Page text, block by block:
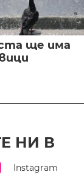
ще има
НИ В
Instagram